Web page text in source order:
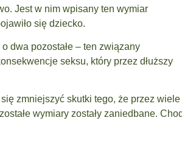
Jest w nim wpisany ten wymiar
się dziecko.
dwa pozostałe – ten związany
seksu, który przez dłuższy
zmniejszyć skutki tego, że przez wiele
wymiary zostały zaniedbane.